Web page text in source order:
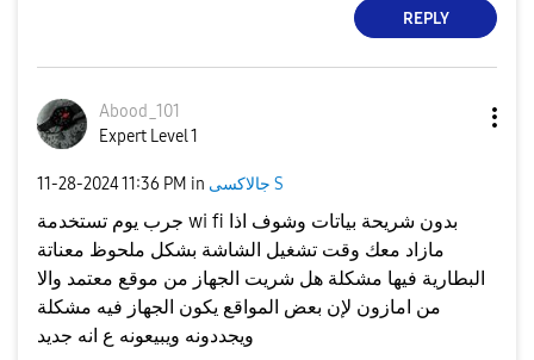
REPLY
Abood_101
Expert Level 1
‎11-28-202411:36 PM in جالاكسى S
جرب يوم تستخدمة wi fi بدون شريحة بياتات وشوف اذا
مازاد معك وقت تشغيل الشاشة بشكل ملحوظ معناتة
البطارية فيها مشكلة هل شريت الجهاز من موقع معتمد والا
من امازون لإن بعض المواقع يكون الجهاز فيه مشكلة
ويجددونه ويبيعونه ع انه جديد